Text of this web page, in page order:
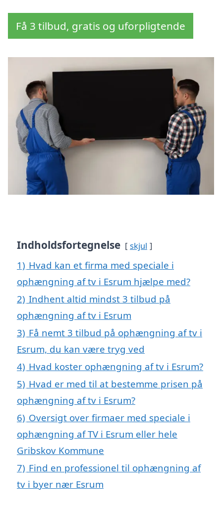
Få 3 tilbud, gratis og uforpligtende
Indholdsfortegnelse skjul
1) Hvad kan et firma med speciale i
ophængning af tv i Esrum hjælpe med?
2) Indhent altid mindst 3 tilbud på
ophængning af tv i Esrum
3) Få nemt 3 tilbud på ophængning af tv i
Esrum, du kan være tryg ved
4) Hvad koster ophængning af tv i Esrum?
5) Hvad er med til at bestemme prisen på
ophængning af tv i Esrum?
6) Oversigt over firmaer med speciale i
ophængning af TV i Esrum eller hele
Gribskov Kommune
7) Find en professionel til ophængning af
tv i byer nær Esrum